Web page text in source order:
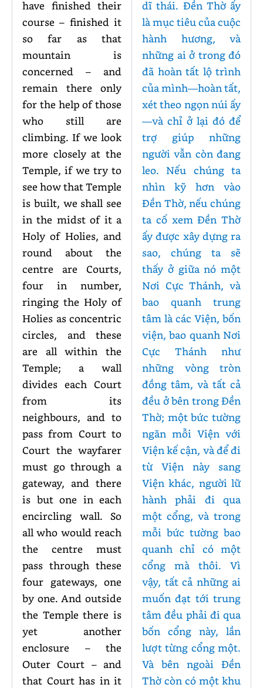
have finished their
course – finished it
so far as that
mountain is
concerned – and
remain there only
for the help of those
who still are
climbing. If we look
more closely at the
Temple, if we try to
see how that Temple
is built, we shall see
in the midst of it a
Holy of Holies, and
round about the
centre are Courts,
four in number,
ringing the Holy of
Holies as concentric
circles, and these
are all within the
Temple; a wall
divides each Court
from its
neighbours, and to
pass from Court to
Court the wayfarer
must go through a
gateway, and there
is but one in each
encircling wall. So
all who would reach
the centre must
pass through these
four gateways, one
by one. And outside
the Temple there is
yet another
enclosure – the
Outer Court – and
that Court has in it
dĩ thái. Đền Thờ ấy
là mục tiêu của cuộc
hành hương, và
những ai ở trong đó
đã hoàn tất lộ trình
của mình—hoàn tất,
xét theo ngọn núi ấy
—và chỉ ở lại đó để
trợ giúp những
người vẫn còn đang
leo. Nếu chúng ta
nhìn kỹ hơn vào
Đền Thờ, nếu chúng
ta cố xem Đền Thờ
ấy được xây dựng ra
sao, chúng ta sẽ
thấy ở giữa nó một
Nơi Cực Thánh, và
bao quanh trung
tâm là các Viện, bốn
viện, bao quanh Nơi
Cực Thánh như
những vòng tròn
đồng tâm, và tất cả
đều ở bên trong Đền
Thờ; một bức tường
ngăn mỗi Viện với
Viện kế cận, và để đi
từ Viện này sang
Viện khác, người lữ
hành phải đi qua
một cổng, và trong
mỗi bức tường bao
quanh chỉ có một
cổng mà thôi. Vì
vậy, tất cả những ai
muốn đạt tới trung
tâm đều phải đi qua
bốn cổng này, lần
lượt từng cổng một.
Và bên ngoài Đền
Thờ còn có một khu